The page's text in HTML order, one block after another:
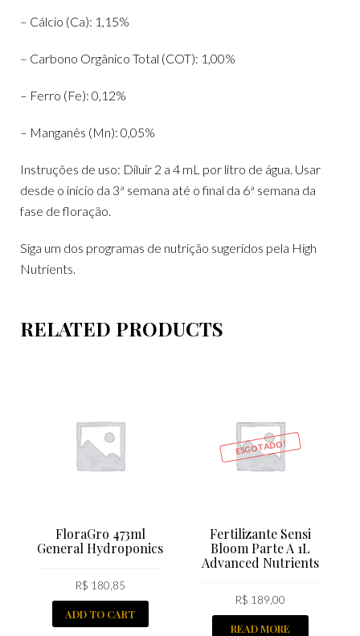
– Cálcio (Ca): 1,15%
– Carbono Orgânico Total (COT): 1,00%
– Ferro (Fe): 0,12%
– Manganês (Mn): 0,05%
Instruções de uso: Diluir 2 a 4 mL por litro de água. Usar
desde o início da 3ª semana até o final da 6ª semana da
fase de floração.
Siga um dos programas de nutrição sugeridos pela High
Nutrients.
RELATED PRODUCTS
FloraGro 473ml
General Hydroponics
R$ 180,85
ADD TO CART
ESGOTADO!
Fertilizante Sensi
Bloom Parte A 1L
Advanced Nutrients
R$ 189,00
READ MORE